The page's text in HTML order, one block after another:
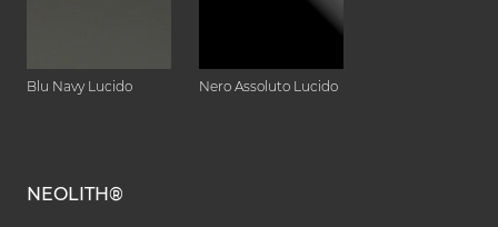
Blu Navy Lucido Nero Assoluto Lucido
NEOLITH®